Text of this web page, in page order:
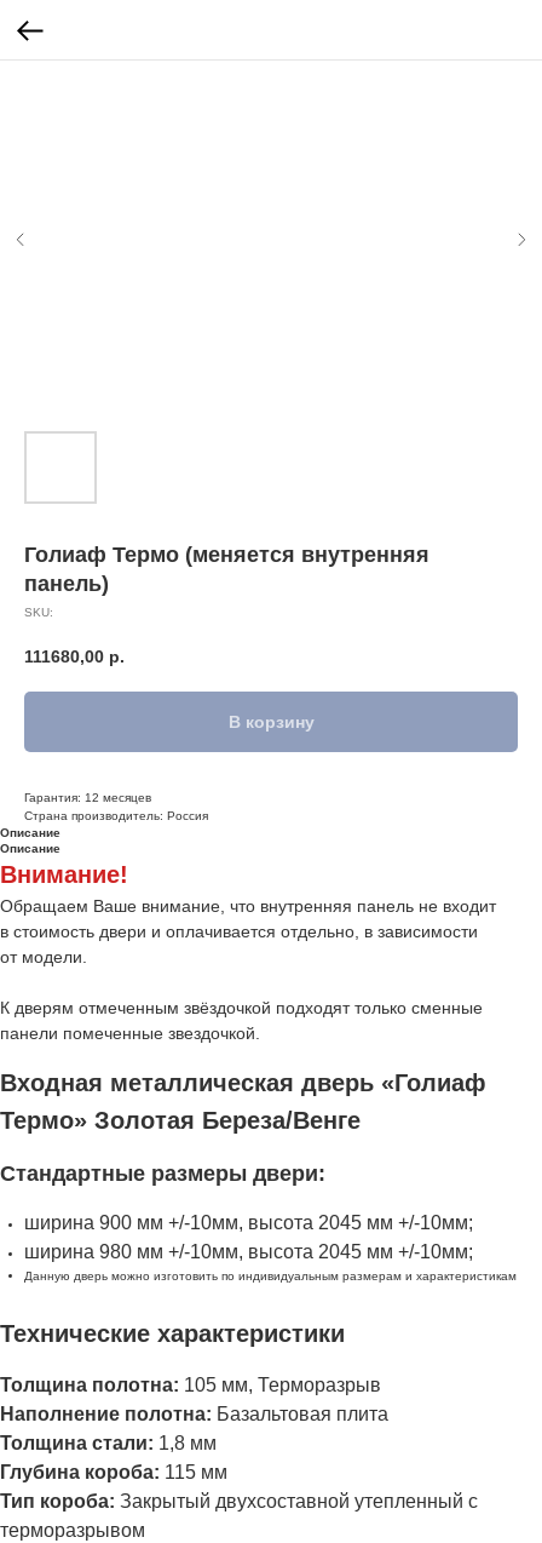
Голиаф Термо (меняется внутренняя
панель)
SKU:
111680,00 р.
В корзину
Гарантия: 12 месяцев
Страна производитель: Россия
Описание
Описание
Внимание!
Обращаем Ваше внимание, что внутренняя панель не входит
в стоимость двери и оплачивается отдельно, в зависимости
от модели.
К дверям отмеченным звёздочкой подходят только сменные
панели помеченные звездочкой.
Входная металлическая дверь «Голиаф
Термо» Золотая Береза/Венге
Стандартные размеры двери:
ширина 900 мм +/-10мм, высота 2045 мм +/-10мм;
ширина 980 мм +/-10мм, высота 2045 мм +/-10мм;
Данную дверь можно изготовить по индивидуальным размерам и характеристикам
Технические характеристики
Толщина полотна: 105 мм, Терморазрыв
Наполнение полотна: Базальтовая плита
Толщина стали: 1,8 мм
Глубина короба: 115 мм
Тип короба: Закрытый двухсоставной утепленный с
терморазрывом